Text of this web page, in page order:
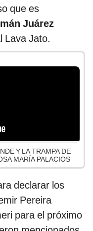
que es
Juárez
Lava Jato.
Y LA TRAMPA DE
MARÍA PALACIOS
declarar los
Pereira
para el próximo